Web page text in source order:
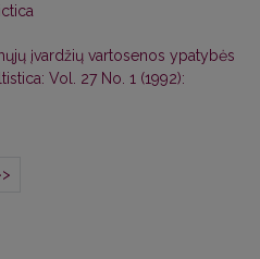
įvardžių vartosenos ypatybės
Vol. 27 No. 1 (1992):